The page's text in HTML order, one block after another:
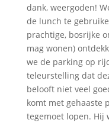
dank, weergoden!
de lunch te
prachtige, bosrijke
mag wonen)
we de parking op
teleurstelling dat
belooft niet veel
komt met gehaaste
tegemoet lopen. Hij